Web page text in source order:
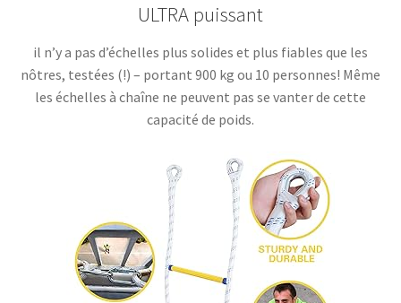
ULTRA puissant
il n’y a pas d’échelles plus solides et plus fiables que les
nôtres, testées (!) – portant 900 kg ou 10 personnes! Même
les échelles à chaîne ne peuvent pas se vanter de cette
capacité de poids.